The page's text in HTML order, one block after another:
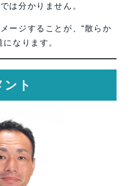
は分かりません。
ージすることが、“散らか
なります。
ト